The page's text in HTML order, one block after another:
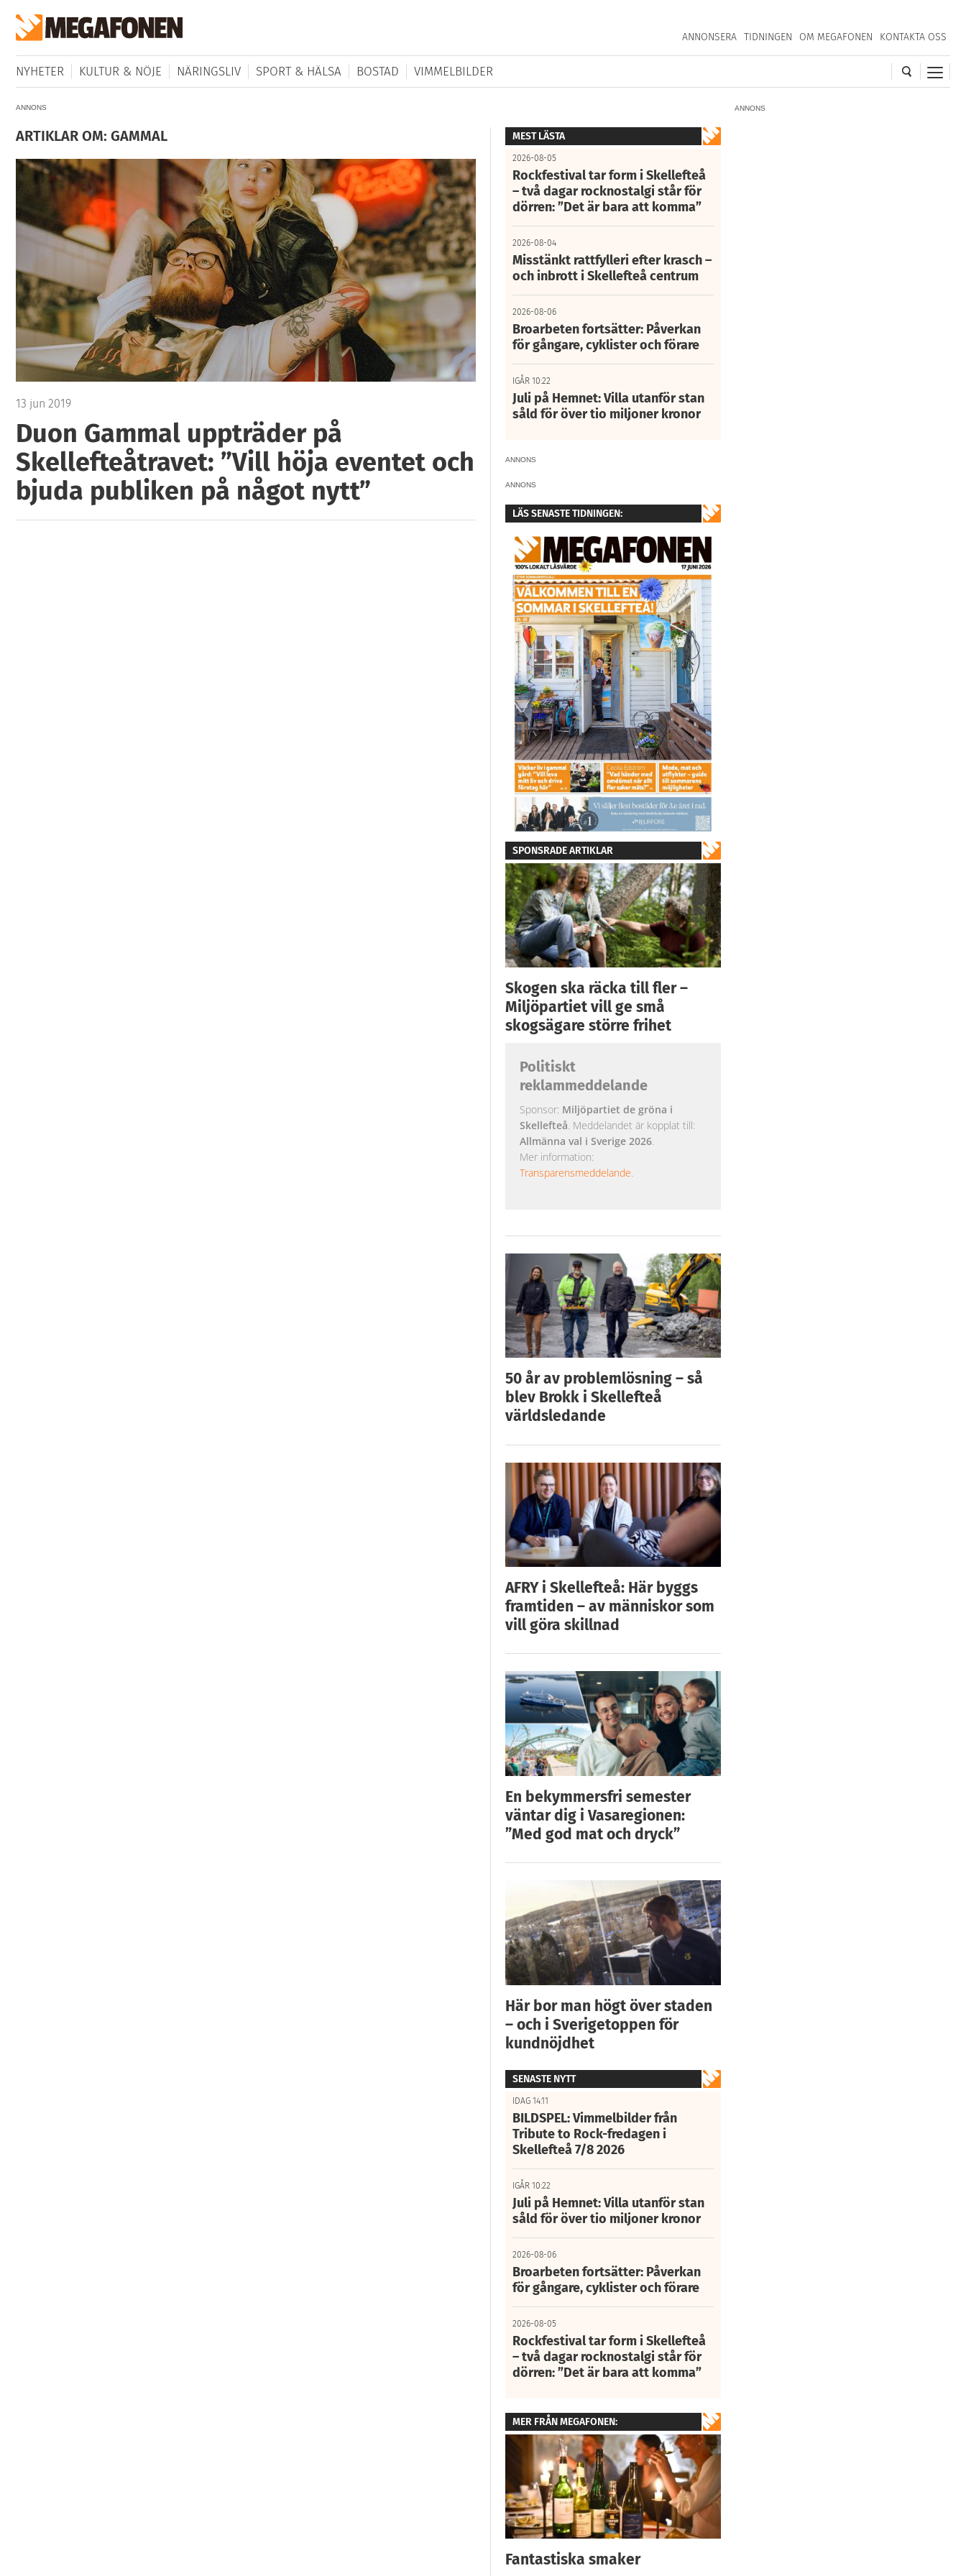
ANNONSERA TIDNINGEN OM MEGAFONEN KONTAKTA OSS
NYHETER KULTUR & NÖJE NÄRINGSLIV SPORT & HÄLSA BOSTAD VIMMELBILDER
ANNONS
ANNONS
ARTIKLAR OM: GAMMAL
13 jun 2019
Duon Gammal uppträder på
Skellefteåtravet: ”Vill höja eventet och
bjuda publiken på något nytt”
MEST LÄSTA
2026-08-05
Rockfestival tar form i Skellefteå
– två dagar rocknostalgi står för
dörren: ”Det är bara att komma”
2026-08-04
Misstänkt rattfylleri efter krasch –
och inbrott i Skellefteå centrum
2026-08-06
Broarbeten fortsätter: Påverkan
för gångare, cyklister och förare
IGÅR 10:22
Juli på Hemnet: Villa utanför stan
såld för över tio miljoner kronor
ANNONS
ANNONS
LÄS SENASTE TIDNINGEN:
SPONSRADE ARTIKLAR
Skogen ska räcka till fler –
Miljöpartiet vill ge små
skogsägare större frihet
Politiskt
reklammeddelande
Sponsor: Miljöpartiet de gröna i
Skellefteå. Meddelandet är kopplat till:
Allmänna val i Sverige 2026.
Mer information:
Transparensmeddelande.
50 år av problemlösning – så
blev Brokk i Skellefteå
världsledande
AFRY i Skellefteå: Här byggs
framtiden – av människor som
vill göra skillnad
En bekymmersfri semester
väntar dig i Vasaregionen:
”Med god mat och dryck”
Här bor man högt över staden
– och i Sverigetoppen för
kundnöjdhet
SENASTE NYTT
IDAG 14:11
BILDSPEL: Vimmelbilder från
Tribute to Rock-fredagen i
Skellefteå 7/8 2026
IGÅR 10:22
Juli på Hemnet: Villa utanför stan
såld för över tio miljoner kronor
2026-08-06
Broarbeten fortsätter: Påverkan
för gångare, cyklister och förare
2026-08-05
Rockfestival tar form i Skellefteå
– två dagar rocknostalgi står för
dörren: ”Det är bara att komma”
MER FRÅN MEGAFONEN:
Fantastiska smaker